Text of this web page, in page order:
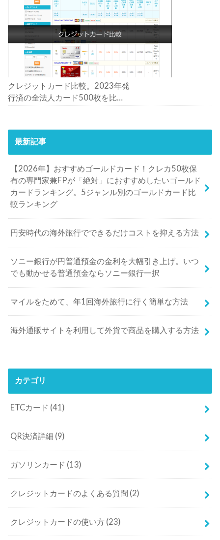
クレジットカード比較。2023年発
行済の全法人カード500枚を比
最新記事
【2026年】おすすめゴールドカード！クレカ50枚保
有の専門家兼FPが「絶対」におすすめしたいゴールド
カードランキング。5ジャンル別のゴールドカード比
較ランキング
円安時代の海外旅行でできるだけコストを抑える方法
ソニー銀行が円普通預金の金利を大幅引き上げ。いつ
でも動かせる普通預金ならソニー銀行一択
マイルをためて、年1回海外旅行に行く簡単な方法
海外通販サイトを利用して外貨で商品を購入する方法
カテゴリ
ETCカード (41)
QR決済詳細 (9)
ガソリンカード (13)
クレジットカードのよくある質問 (2)
クレジットカードの使い方 (23)